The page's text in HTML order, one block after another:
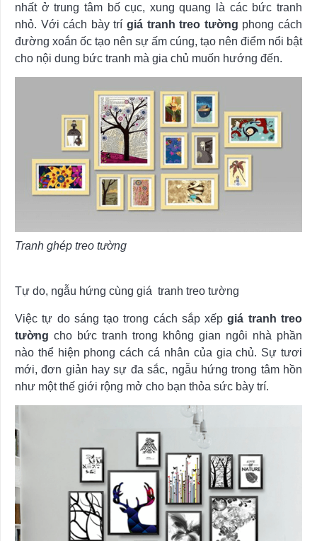
nhất ở trung tâm bố cục, xung quang là các bức tranh
nhỏ. Với cách bày trí giá tranh treo tường phong cách
đường xoắn ốc tạo nên sự ấm cúng, tạo nên điểm nổi bật
cho nội dung bức tranh mà gia chủ muốn hướng đến.
Tranh ghép treo tường
Tự do, ngẫu hứng cùng giá tranh treo tường
Việc tự do sáng tạo trong cách sắp xếpgiá tranh treo
tường cho bức tranh trong không gian ngôi nhà phần
nào thể hiện phong cách cá nhân của gia chủ. Sự tươi
mới, đơn giản hay sự đa sắc, ngẫu hứng trong tâm hồn
như một thế giới rộng mở cho bạn thỏa sức bày trí.